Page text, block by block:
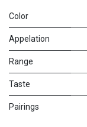
Color
Appelation
Range
Taste
Pairings